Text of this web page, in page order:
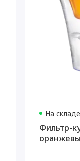
На складе
Фильтр-